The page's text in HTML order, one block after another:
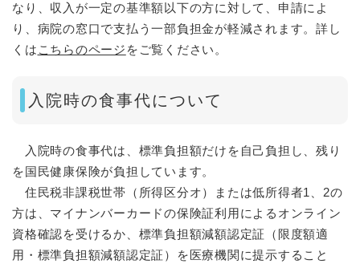
なり、収入が一定の基準額以下の方に対して、申請によ
り、病院の窓口で支払う一部負担金が軽減されます。詳し
くは こちらのページ をご覧ください。
入院時の食事代について
入院時の食事代は、標準負担額だけを自己負担し、残り
を国民健康保険が負担しています。
住民税非課税世帯（所得区分オ）または低所得者1、2の
方は、マイナンバーカードの保険証利用によるオンライン
資格確認を受けるか、標準負担額減額認定証（限度額適
用・標準負担額減額認定証）を医療機関に提示すること